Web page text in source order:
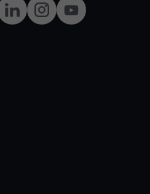
LinkedInInstagramYouTube